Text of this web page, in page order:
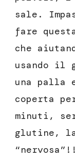
sale.
fare
che
usando il
una palla
coperta
minuti,
glutine,